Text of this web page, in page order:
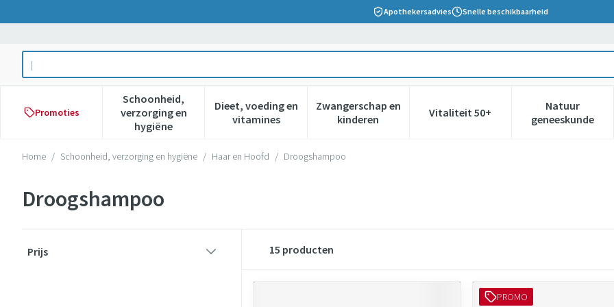
Apothekersadvies Snelle beschikbaarheid
Product, merk, categorie...
Promoties
Schoonheid,
verzorging en
hygiëne
Toon submenu voor Schoonheid, verzorging en hygiëne categorie
Dieet, voeding en
vitaminesToon submenu voor Dieet, voeding en vitamines categorie
Zwangerschap en
kinderenToon submenu voor Zwangerschap en kinderen
Vitaliteit 50+Toon submenu voor Vitaliteit
Natuur
geneeskunde
Toon
Home / Schoonheid, verzorging en hygiëne / Haar en Hoofd / Droogshampoo
Droogshampoo
Prijs
15 producten
PROMO